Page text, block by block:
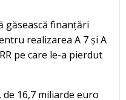
găsească finanțări
realizarea A 7 și A
pe care le-a pierdut
16,7 miliarde euro